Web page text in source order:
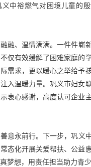
义中裕燃气对困境儿童的
、温情满满。一件件崭
仅有效缓解了困难家庭的
需求，更以暖心之举给予
入温暖力量。巩义市妇女
衷心感谢，高度认可企业
永前行。下一步，巩义
态化开展关爱帮扶、公益
梦想，用责任担当助力青少